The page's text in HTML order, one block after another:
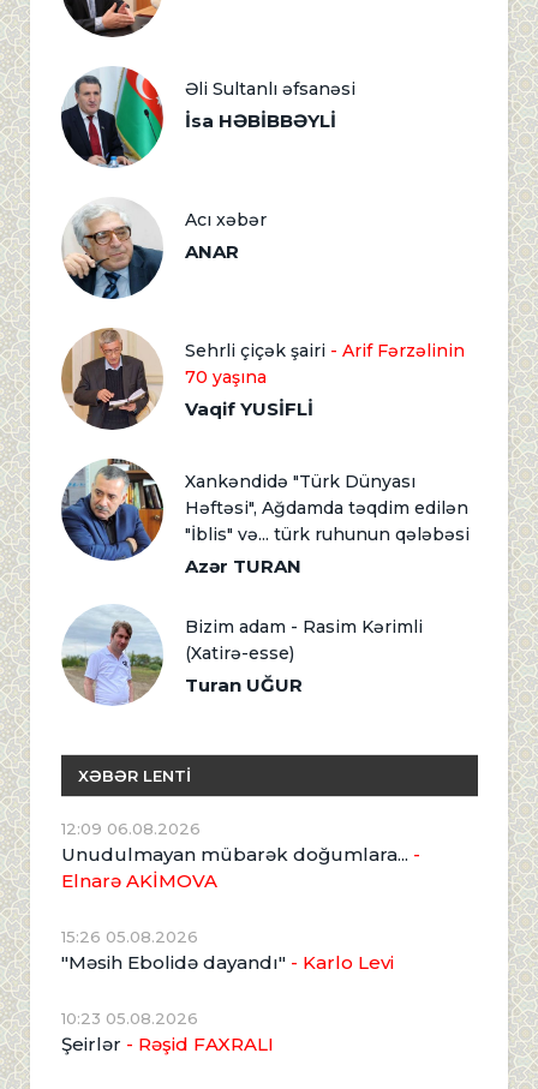
Əli Sultanlı əfsanəsi
İsa HƏBİBBƏYLİ
Acı xəbər
ANAR
Sehrli çiçək şairi - Arif Fərzəlinin
70 yaşına
Vaqif YUSİFLİ
Xankəndidə "Türk Dünyası
Həftəsi", Ağdamda təqdim edilən
"İblis" və... türk ruhunun qələbəsi
Azər TURAN
Bizim adam - Rasim Kərimli
(Xatirə-esse)
Turan UĞUR
XƏBƏR LENTİ
12:09 06.08.2026
Unudulmayan mübarək doğumlara... -
Elnarə AKİMOVA
15:26 05.08.2026
"Məsih Ebolidə dayandı" - Karlo Levi
10:23 05.08.2026
Şeirlər - Rəşid FAXRALI